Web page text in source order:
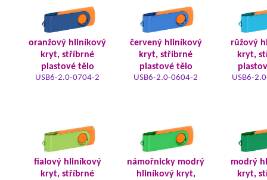
oranžový hliníkový
kryt, stříbrné
plastové tělo
USB6-2.0-0704-2
červený hliníkový
kryt, stříbrné
plastové tělo
USB6-2.0-0604-2
růžový
kryt,
USB6-
fialový hliníkový
kryt, stříbrné
námořnicky modrý
hliníkový kryt,
modrý
kryt,